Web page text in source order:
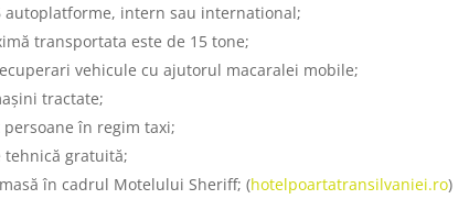
autoplatforme, intern sau international;
transportata este de 15 tone;
vehicule cu ajutorul macaralei mobile;
tractate;
în regim taxi;
tehnică gratuită;
în cadrul Motelului Sheriff; (hotelpoartatransilvaniei.ro)